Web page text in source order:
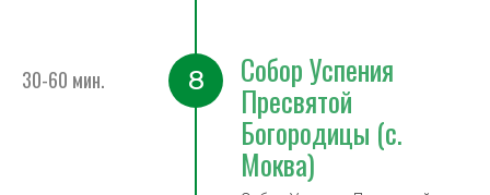
30-60 мин. 8 Собор Успения
Пресвятой
Богородицы (с.
Моква)